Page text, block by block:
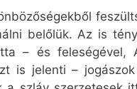
belőlük. Az is
– és feleségével,
is jelenti –